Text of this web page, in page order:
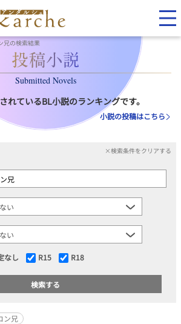
兄の検索結果
Submitted Novels
れているBL小説のランキングです。
小説の投稿はこちら
×検索条件をクリアする
なし R15 R18
ン兄